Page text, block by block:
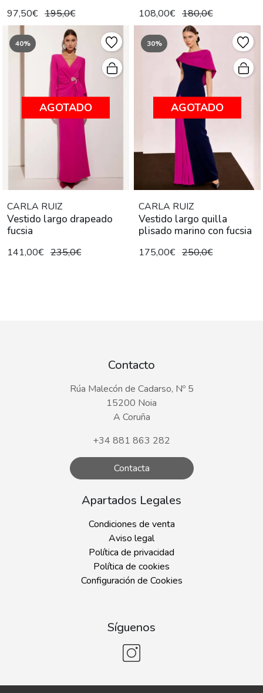
97,50€ 195,0€ 108,00€ 180,0€
40%
AGOTADO
CARLA RUIZ
Vestido largo drapeado
fucsia
141,00€ 235,0€
30%
AGOTADO
CARLA RUIZ
Vestido largo quilla
plisado marino con fucsia
175,00€ 250,0€
Contacto
Rúa Malecón de Cadarso, Nº 5
15200 Noia
A Coruña
+34 881 863 282
Contacta
Apartados Legales
Condiciones de venta
Aviso legal
Política de privacidad
Política de cookies
Configuración de Cookies
Síguenos